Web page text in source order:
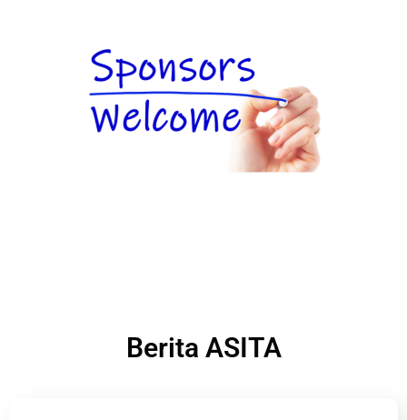
Berita ASITA